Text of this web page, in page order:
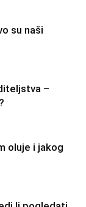
su naši
–
oluje i jakog